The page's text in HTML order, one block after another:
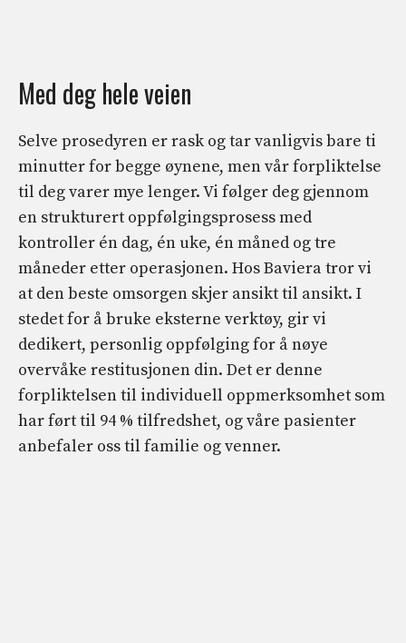
Med deg hele veien
Selve prosedyren er rask og tar vanligvis bare ti
minutter for begge øynene, men vår forpliktelse
til deg varer mye lenger. Vi følger deg gjennom
en strukturert oppfølgingsprosess med
kontroller én dag, én uke, én måned og tre
måneder etter operasjonen. Hos Baviera tror vi
at den beste omsorgen skjer ansikt til ansikt. I
stedet for å bruke eksterne verktøy, gir vi
dedikert, personlig oppfølging for å nøye
overvåke restitusjonen din. Det er denne
forpliktelsen til individuell oppmerksomhet som
har ført til 94 % tilfredshet, og våre pasienter
anbefaler oss til familie og venner.